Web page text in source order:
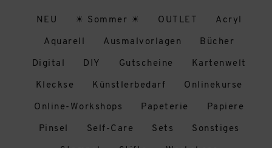
NEU ☀ Sommer ☀ OUTLET Acryl
Aquarell Ausmalvorlagen Bücher
Digital DIY Gutscheine Kartenwelt
Kleckse Künstlerbedarf Onlinekurse
Online-Workshops Papeterie Papiere
Pinsel Self-Care Sets Sonstiges